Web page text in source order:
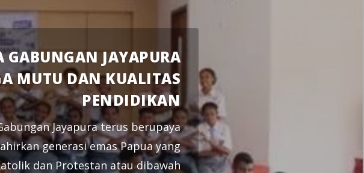
GABUNGAN JAYAPURA
MUTU DAN KUALITAS
PENDIDIKAN
Jayapura terus berupaya
generasi emas Papua yang
dan Protestan atau dibawah